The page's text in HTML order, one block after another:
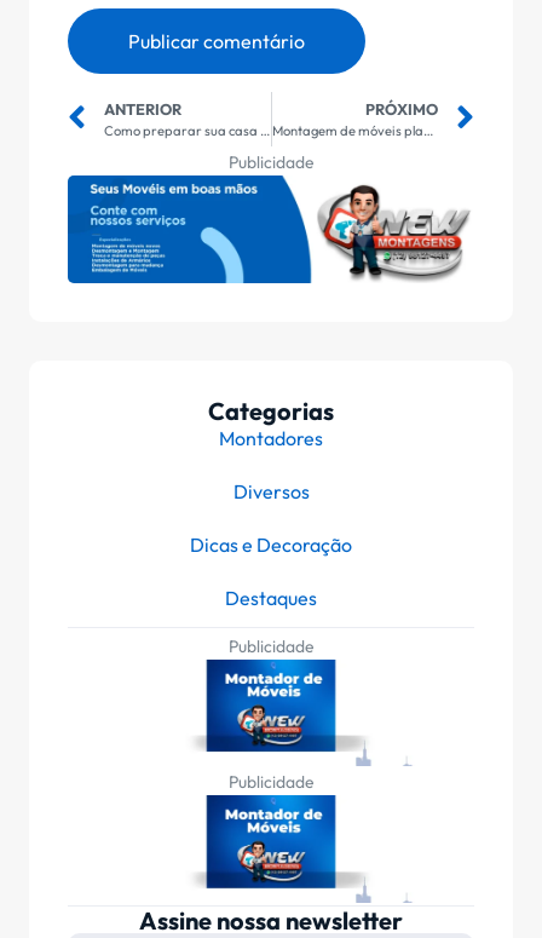
ANTERIOR
Como preparar sua casa antes da montagem dos móveis.
PRÓXIMO
Montagem de móveis planejados, modulados e convencionais: qual a diferença?
Publicidade
Categorias
Montadores
Diversos
Dicas e Decoração
Destaques
Publicidade
Publicidade
Assine nossa newsletter